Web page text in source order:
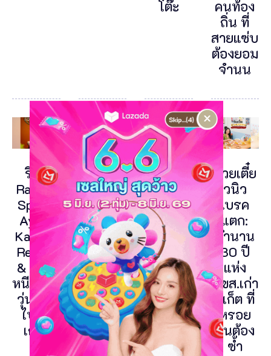
โต๊ะ
คนท้อง
ถิ่น ที่
สายแซ่บ
ต้องยอม
จำนน
รีวิว
Ratana
Spa ณ
Ayara
Kamala
Resort
& Spa:
หนีความ
วุ่นวาย
ไปติด
เกาะ
ลุงป้า
กะเพรา
ถาด
ภูเก็ต:
ตำนาน
ความ
เผ็ดร้อน
บนถาด
เหล็ก
กับพิกัด
ลับย่าน
ป่าคลอก
มื้อเช้า
หลักร้อย
วิวหลัก
ล้าน!
The
Cradle
@Ayara
Kamala
ก๋วยเตี๋ย
วนิว
เบรค
แตก:
ตำนาน
30 ปี
แห่ง
บขส.เก่า
ภูเก็ต ที่
หรอย
จนต้อง
ซ้ำ
×